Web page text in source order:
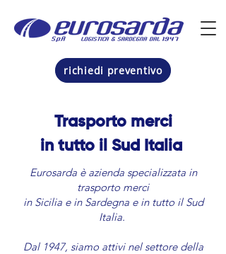
richiedi preventivo
Trasporto merci
in tutto il Sud Italia
Eurosarda è azienda specializzata in
trasporto merci
in Sicilia e in Sardegna e in tutto il Sud
Italia.
Dal 1947, siamo attivi nel settore della